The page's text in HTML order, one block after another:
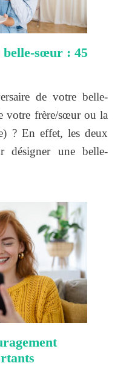
belle-sœur : 45
de votre belle-
votre frère/sœur ou la
? En effet, les deux
désigner une belle-